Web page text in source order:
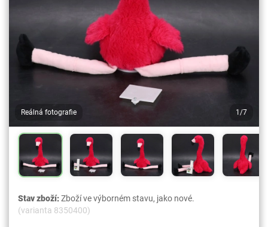
Reálná fotografie 1/7
Stav zboží:Zboží ve výborném stavu, jako nové.
(varianta 8350400)